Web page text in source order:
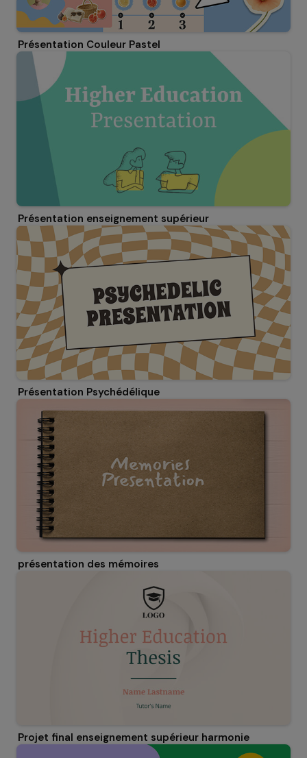
Présentation Couleur Pastel
Présentation enseignement supérieur
Présentation Psychédélique
présentation des mémoires
Projet final enseignement supérieur harmonie